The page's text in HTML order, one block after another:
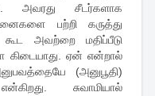
அவரது சீடர்களாக
பற்றி கருத்து
அவற்றை மதிப்பீடு
கிடையாது. ஏன் என்றால்
(அனுபூதி)
சுவாமியால்